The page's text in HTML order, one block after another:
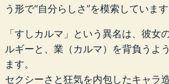
う形で“自分らしさ”を模索しています
「すしカルマ」という異名は、彼女
ルギーと、業（カルマ）を背負うよ
ます。
セクシーさと狂気を内包したキャラ